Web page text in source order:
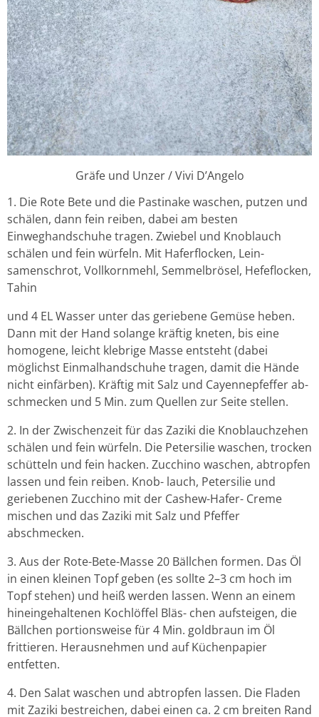
Gräfe und Unzer / Vivi D’Angelo
1. Die Rote Bete und die Pastinake waschen, putzen und
schälen, dann fein reiben, dabei am besten
Einweghandschuhe tragen. Zwiebel und Knoblauch
schälen und fein würfeln. Mit Haferflocken, Lein-
samenschrot, Vollkornmehl, Semmelbrösel, Hefeflocken,
Tahin
und 4 EL Wasser unter das geriebene Gemüse heben.
Dann mit der Hand solange kräftig kneten, bis eine
homogene, leicht klebrige Masse entsteht (dabei
möglichst Einmalhandschuhe tragen, damit die Hände
nicht einfärben). Kräftig mit Salz und Cayennepfeffer ab-
schmecken und 5 Min. zum Quellen zur Seite stellen.
2. In der Zwischenzeit für das Zaziki die Knoblauchzehen
schälen und fein würfeln. Die Petersilie waschen, trocken
schütteln und fein hacken. Zucchino waschen, abtropfen
lassen und fein reiben. Knob- lauch, Petersilie und
geriebenen Zucchino mit der Cashew-Hafer- Creme
mischen und das Zaziki mit Salz und Pfeffer
abschmecken.
3. Aus der Rote-Bete-Masse 20 Bällchen formen. Das Öl
in einen kleinen Topf geben (es sollte 2–3 cm hoch im
Topf stehen) und heiß werden lassen. Wenn an einem
hineingehaltenen Kochlöffel Bläs- chen aufsteigen, die
Bällchen portionsweise für 4 Min. goldbraun im Öl
frittieren. Herausnehmen und auf Küchenpapier
entfetten.
4. Den Salat waschen und abtropfen lassen. Die Fladen
mit Zaziki bestreichen, dabei einen ca. 2 cm breiten Rand